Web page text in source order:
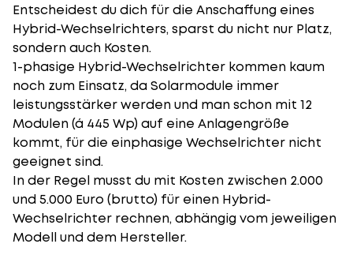
Entscheidest du dich für die Anschaffung eines
Hybrid-Wechselrichters, sparst du nicht nur Platz,
sondern auch Kosten.
1-phasige Hybrid-Wechselrichter kommen kaum
noch zum Einsatz, da Solarmodule immer
leistungsstärker werden und man schon mit 12
Modulen (á 445 Wp) auf eine Anlagengröße
kommt, für die einphasige Wechselrichter nicht
geeignet sind.
In der Regel musst du mit Kosten zwischen 2.000
und 5.000 Euro (brutto) für einen Hybrid-
Wechselrichter rechnen, abhängig vom jeweiligen
Modell und dem Hersteller.